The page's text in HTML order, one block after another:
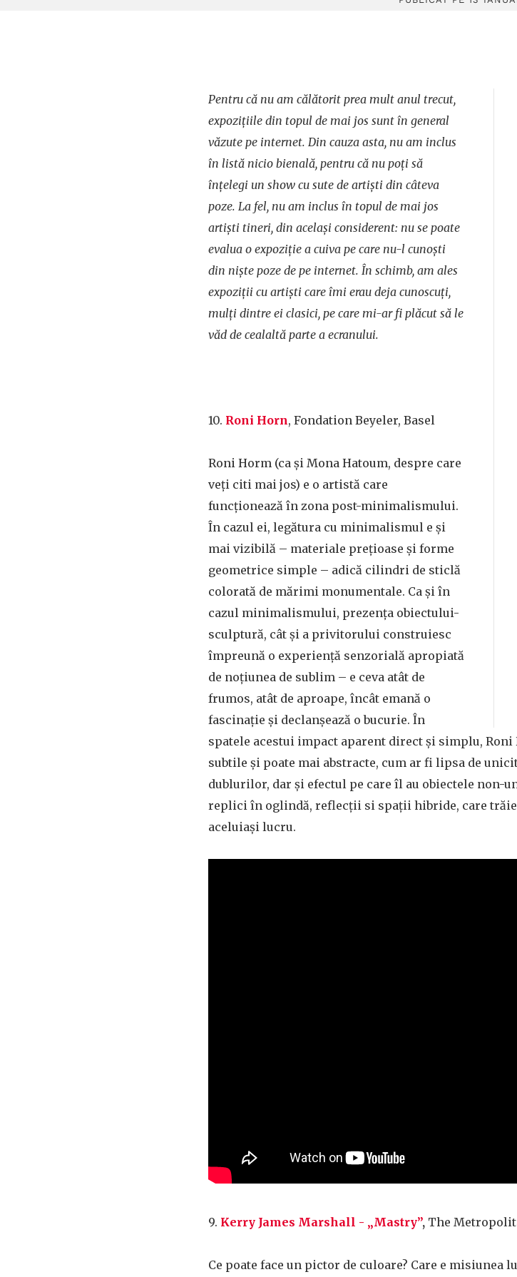
​Pentru că nu am călătorit prea mult anul trecut,
expozițiile din topul de mai jos sunt în general
văzute pe internet. Din cauza asta, nu am inclus
în listă nicio bienală, pentru că nu poți să
înțelegi un show cu sute de artiști din câteva
poze. La fel, nu am inclus în topul de mai jos
artiști tineri, din același considerent: nu se poate
evalua o expoziție a cuiva pe care nu-l cunoști
din niște poze de pe internet. În schimb, am ales
expoziții cu artiști care îmi erau deja cunoscuți,
mulți dintre ei clasici, pe care mi-ar fi plăcut să le
văd de cealaltă parte a ecranului.
10. Roni Horn, Fondation Beyeler, Basel
Roni Horm (ca și Mona Hatoum, despre care
veți citi mai jos) e o artistă care
funcționează în zona post-minimalismului.
În cazul ei, legătura cu minimalismul e și
mai vizibilă – materiale prețioase și forme
geometrice simple – adică cilindri de sticlă
colorată de mărimi monumentale. Ca și în
cazul minimalismului, prezența obiectului-
sculptură, cât și a privitorului construiesc
împreună o experiență senzorială apropiată
de noțiunea de sublim – e ceva atât de
frumos, atât de aproape, încât emană o
fascinație și declanșează o bucurie. În
spatele acestui impact aparent direct și simplu,
subtile și poate mai abstracte, cum ar fi lipsa de
dublurilor, dar și efectul pe care îl au obiectele non-
replici în oglindă, reflecții si spații hibride, care
aceluiași lucru.
9. Kerry James Marshall - „Mastry”, The
Ce poate face un pictor de culoare? Care e misiunea